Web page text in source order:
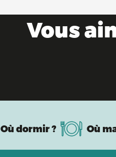
Vous
Où dormir ? Où